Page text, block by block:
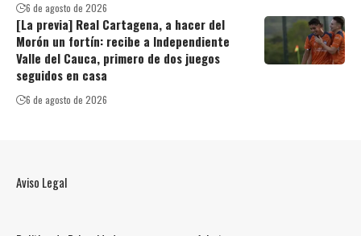
6 de agosto de 2026
[La previa] Real Cartagena, a hacer del
Morón un fortín: recibe a Independiente
Valle del Cauca, primero de dos juegos
seguidos en casa
6 de agosto de 2026
Aviso Legal